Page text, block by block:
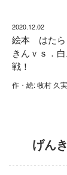
2020.12.02
絵本 はた
きんｖｓ．
戦！
作・絵: 牧村 久
げん